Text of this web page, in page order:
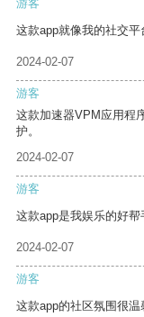
游客
这款app就像我的社交平
2024-02-07
游客
这款加速器VPM应用程
护。
2024-02-07
游客
这款app是我娱乐的好帮
2024-02-07
游客
这款app的社区氛围很温